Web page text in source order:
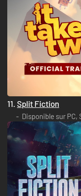
11. Split Fiction
Disponible sur PC,